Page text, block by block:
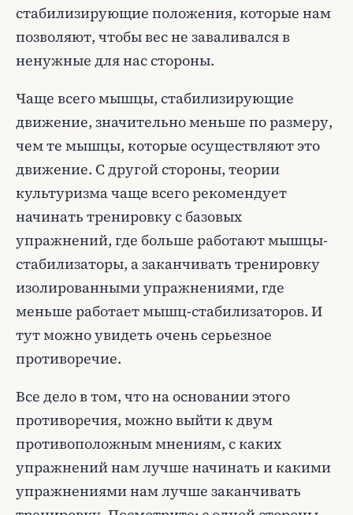
стабилизирующие положения, которые нам
позволяют, чтобы вес не заваливался в
ненужные для нас стороны.
Чаще всего мышцы, стабилизирующие
движение, значительно меньше по размеру,
чем те мышцы, которые осуществляют это
движение. С другой стороны, теории
культуризма чаще всего рекомендует
начинать тренировку с базовых
упражнений, где больше работают мышцы-
стабилизаторы, а заканчивать тренировку
изолированными упражнениями, где
меньше работает мышц-стабилизаторов. И
тут можно увидеть очень серьезное
противоречие.
Все дело в том, что на основании этого
противоречия, можно выйти к двум
противоположным мнениям, с каких
упражнений нам лучше начинать и какими
упражнениями нам лучше заканчивать